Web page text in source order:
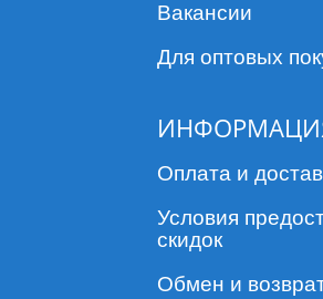
Вакансии
Для оптовых
Оплата и
Условия
скидок
Обмен и